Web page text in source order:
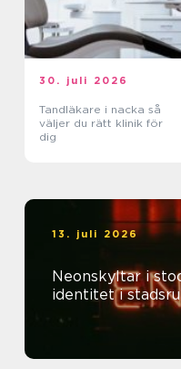
30. juli 2026
Tandläkare i nacka så
väljer du rätt klinik för
dig
13. juli 2026
Neonskyltar i stockholm
identitet i